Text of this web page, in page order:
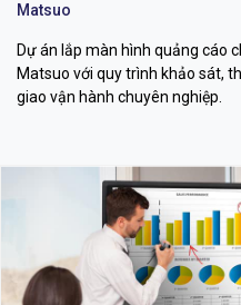
Matsuo
Dự án lắp màn hình quảng cáo
Matsuo với quy trình khảo sát,
giao vận hành chuyên nghiệp.